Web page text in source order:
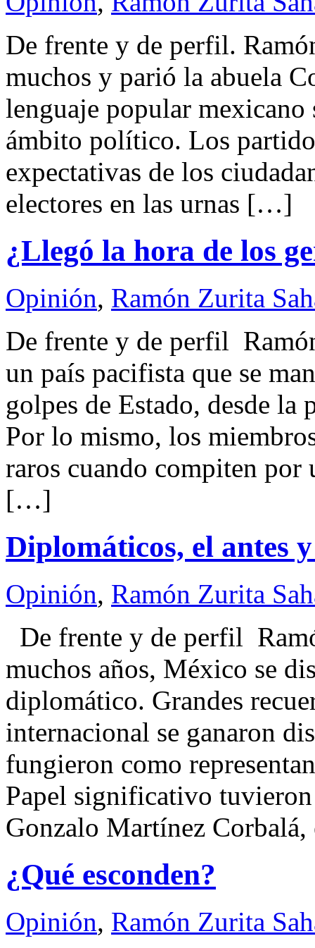
De frente y de perfil.
muchos y parió la abuela
lenguaje popular mexicano
ámbito político. Los
expectativas de los
electores en las urnas […]
¿Llegó la hora de los
Opinión, Ramón Zurita
De frente y de perfil
un país pacifista que se
golpes de Estado, desde la
Por lo mismo, los
raros cuando compiten por
[…]
Diplomáticos, el antes
Opinión, Ramón Zurita
De frente y de perfil
muchos años, México se
diplomático. Grandes
internacional se ganaron
fungieron como
Papel significativo
Gonzalo Martínez
¿Qué esconden?
Opinión, Ramón Zurita